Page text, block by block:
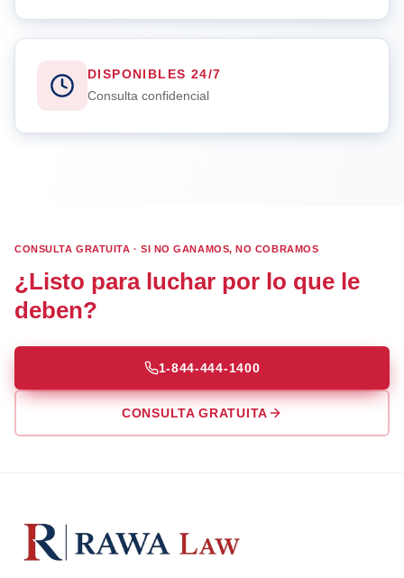
DISPONIBLES 24/7
Consulta confidencial
CONSULTA GRATUITA · SI NO GANAMOS, NO COBRAMOS
¿Listo para luchar por lo que le
deben?
1-844-444-1400
CONSULTA GRATUITA